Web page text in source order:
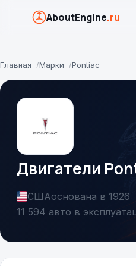
AboutEngine.ru
Главная Марки Pontiac
Двигатели
СШАоснована в 1926
11 594 авто в